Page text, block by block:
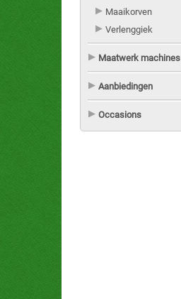
Maaikorven
Verlenggiek
Maatwerk machines
Aanbiedingen
Occasions